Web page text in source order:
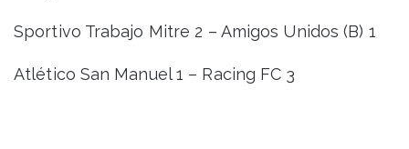
Sportivo Trabajo Mitre 2 – Amigos Unidos (B) 1
Atlético San Manuel 1 – Racing FC 3